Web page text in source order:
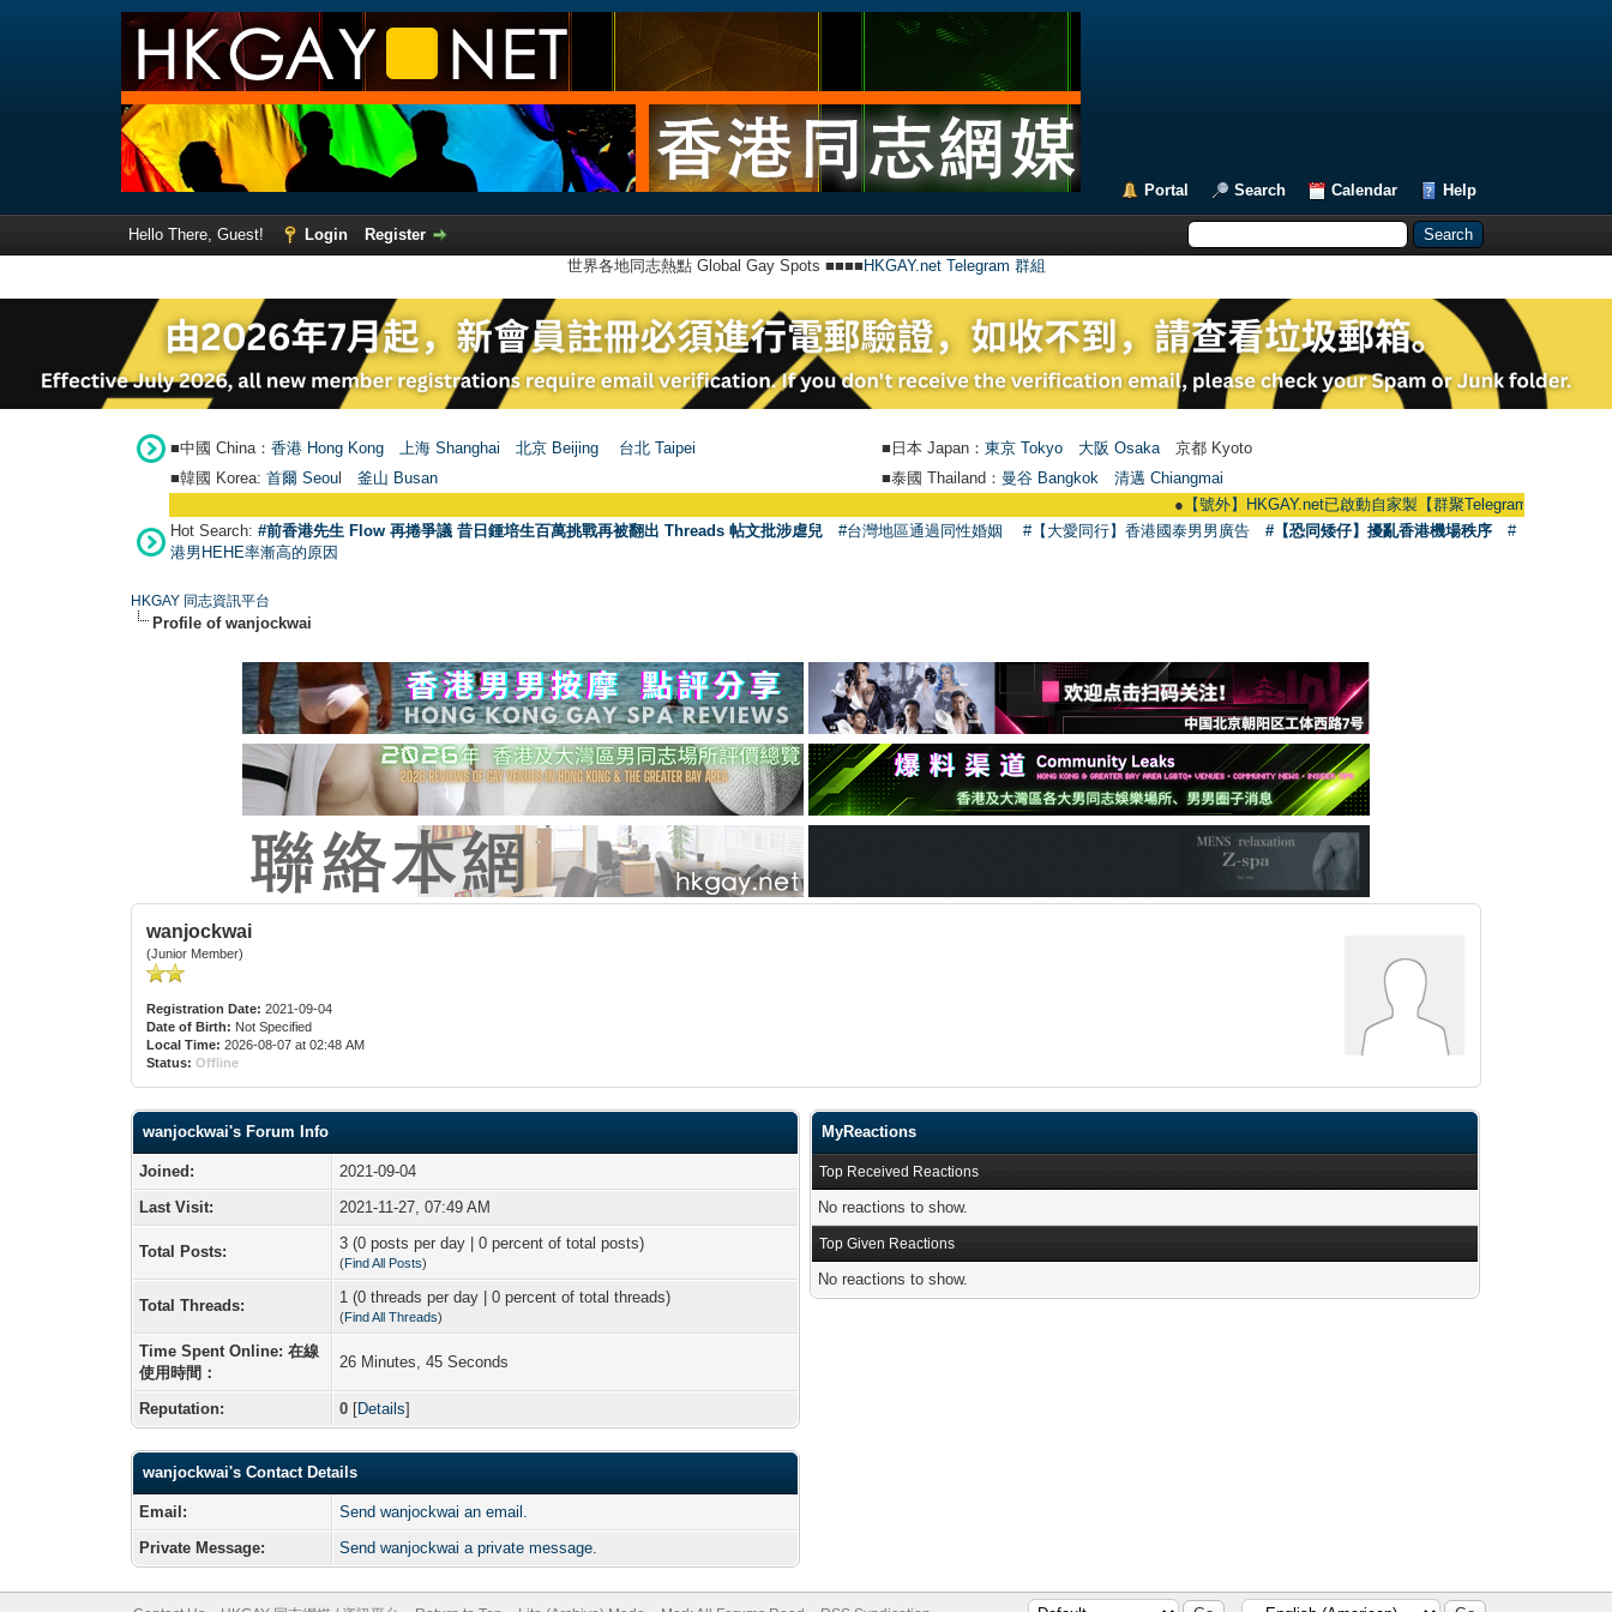
Portal Search Calendar Help
Hello There, Guest! Login
Register
世界各地同志熱點 Global Gay Spots ■■■■ HKGAY.net Telegram 群組
■中國 China： 香港 Hong Kong 上海 Shanghai 北京 Beijing 台北 Taipei ■日本 Japan： 東京 Tokyo 大阪 Osaka 京都 Kyoto
■韓國 Korea: 首爾 Seou 釜山 Busan ■泰國 Thailand： 曼谷 Bangkok
清邁 Chiangmai
【號外】HKGAY.net已啟動自家製【群聚Telegram群組】
Hot Search: #前香港先生 Flow 再捲爭議 昔日鍾培生百萬挑戰再被翻出 Threads 帖文批涉虐兒 #台灣地區通過同性婚姻 #【大愛同行】香港國泰男男廣告 #【恐同矮仔】擾亂香港機場秩序
#
港男HEHE率漸高的原因
HKGAY 同志資訊平台
Profile of wanjockwai
wanjockwai
(Junior Member)
Registration Date: 2021-09-04
Date of Birth: Not Specified
Local Time: 2026-08-07 at 02:48 AM
Status: Offline
wanjockwai's Forum Info
Joined:
2021-09-04
Last Visit:
2021-11-27, 07:49 AM
Total Posts: 3 (0 posts per day | 0 percent of total posts)
(Find All Posts)
Total Threads: 1 (0 threads per day | 0 percent of total threads)
(Find All Threads)
Time Spent Online: 在線
使用時間：
26 Minutes, 45 Seconds
Reputation: 0 [Details]
wanjockwai's Contact Details
Email:
Send wanjockwai an email.
Private Message:
Send wanjockwai a private message.
MyReactions
Top Received Reactions
No reactions to show.
Top Given Reactions
No reactions to show.